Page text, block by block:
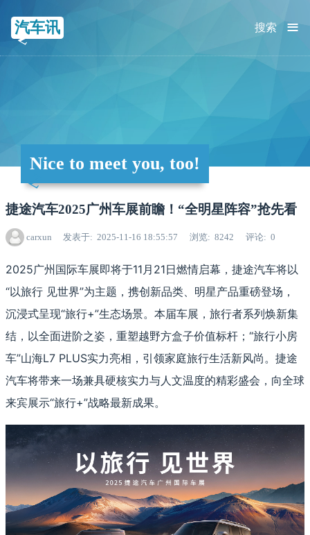
汽车讯 ≡
搜索
Nice to meet you, too!
捷途汽车2025广州车展前瞻！“全明星阵容”抢先看
carxun 发表于 2025-11-16 18:55:57 浏览 8242 评论 0
2025广州国际车展即将于11月21日燃情启幕，捷途汽车将以
“以旅行 见世界”为主题，携创新品类、明星产品重磅登场，
沉浸式呈现“旅行+”生态场景。本届车展，旅行者系列焕新集
结，以全面进阶之姿，重塑越野方盒子价值标杆；“旅行小房
车”山海L7 PLUS实力亮相，引领家庭旅行生活新风尚。捷途
汽车将带来一场兼具硬核实力与人文温度的精彩盛会，向全球
来宾展示“旅行+”战略最新成果。